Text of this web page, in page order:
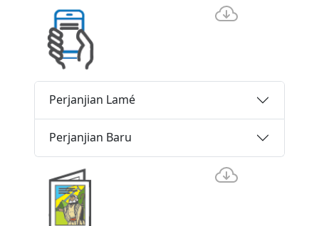
Perjanjian Lamé
Perjanjian Baru